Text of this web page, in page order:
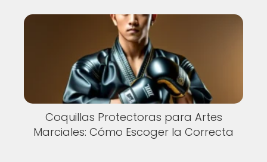
Coquillas Protectoras para Artes
Marciales: Cómo Escoger la Correcta